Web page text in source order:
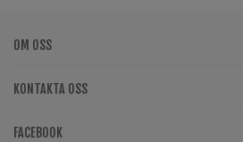
OM OSS
KONTAKTA OSS
FACEBOOK